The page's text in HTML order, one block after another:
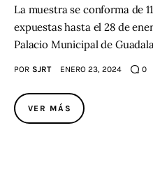
La muestra se conforma de
expuestas hasta el 28 de
Palacio Municipal de
POR SJRT ENERO 23, 2024 0
VER MÁS